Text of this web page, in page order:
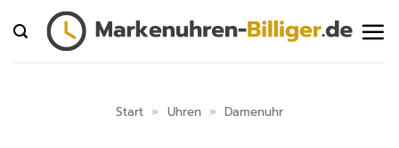
Inhalt
springen
Start » Uhren » Damenuhr